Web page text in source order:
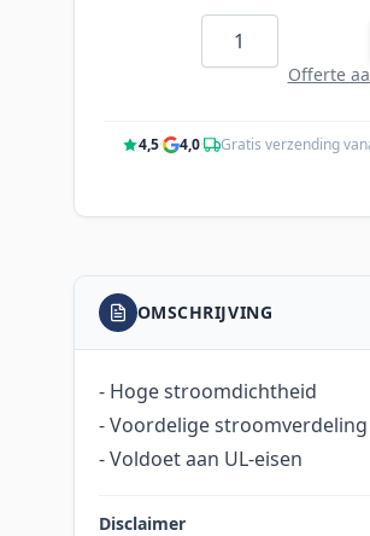
Aantal
Offerte
4,5· 4,0· Gratis verzending
OMSCHRIJVING
- Hoge stroomdichtheid
- Voordelige stroomverdeling
- Voldoet aan UL-eisen
Disclaimer